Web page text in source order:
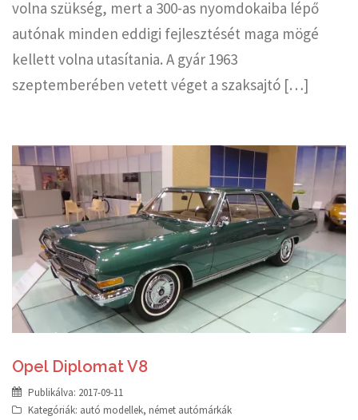
volna szükség, mert a 300-as nyomdokaiba lépő
autónak minden eddigi fejlesztését maga mögé
kellett volna utasítania. A gyár 1963
szeptemberében vetett véget a szaksajtó […]
Opel Diplomat V8
Publikálva: 2017-09-11
Kategóriák: autó modellek, német autómárkák